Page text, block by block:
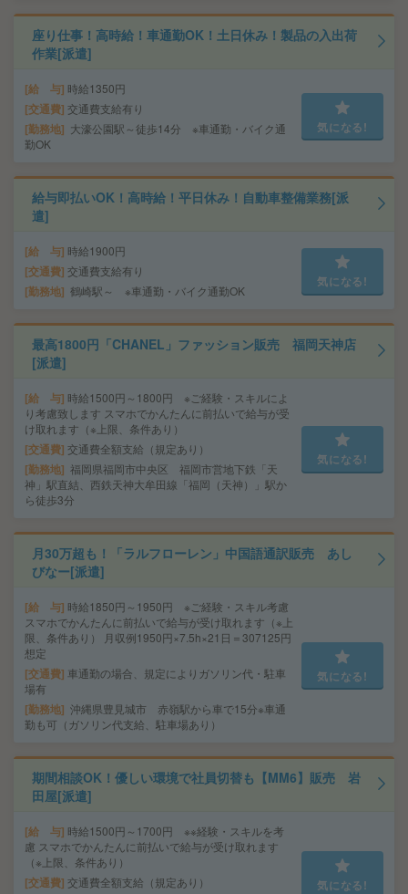
座り仕事！高時給！車通勤OK！土日休み！製品の入出荷
作業[派遣]
給 与 時給1350円
交通費 交通費支給有り
勤務地
大濠公園駅～徒歩14分 ※車通勤・バイク通
勤OK
気になる!
給与即払いOK！高時給！平日休み！自動車整備業務[派
遣]
給 与 時給1900円
交通費 交通費支給有り
勤務地 鶴崎駅～ ※車通勤・バイク通勤OK
気になる!
最高1800円「CHANEL」ファッション販売 福岡天神店
[派遣]
給 与 時給1500円～1800円 ※ご経験・スキルによ
り考慮致します スマホでかんたんに前払いで給与が受
け取れます（※上限、条件あり）
交通費 交通費全額支給（規定あり）
勤務地 福岡県福岡市中央区 福岡市営地下鉄「天
神」駅直結、西鉄天神大牟田線「福岡（天神）」駅か
ら徒歩3分
気になる!
月30万超も！「ラルフローレン」中国語通訳販売 あし
びなー[派遣]
給 与 時給1850円～1950円 ※ご経験・スキル考慮
スマホでかんたんに前払いで給与が受け取れます（※上
限、条件あり） 月収例1950円×7.5h×21日＝307125円
想定
交通費 車通勤の場合、規定によりガソリン代・駐車
場有
勤務地 沖縄県豊見城市 赤嶺駅から車で15分※車通
勤も可（ガソリン代支給、駐車場あり）
気になる!
期間相談OK！優しい環境で社員切替も【MM6】販売 岩
田屋[派遣]
給 与 時給1500円～1700円 ※※経験・スキルを考
慮 スマホでかんたんに前払いで給与が受け取れます
（※上限、条件あり）
交通費 交通費全額支給（規定あり） 気になる!